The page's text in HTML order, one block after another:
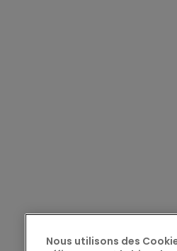
Nous utilisons des